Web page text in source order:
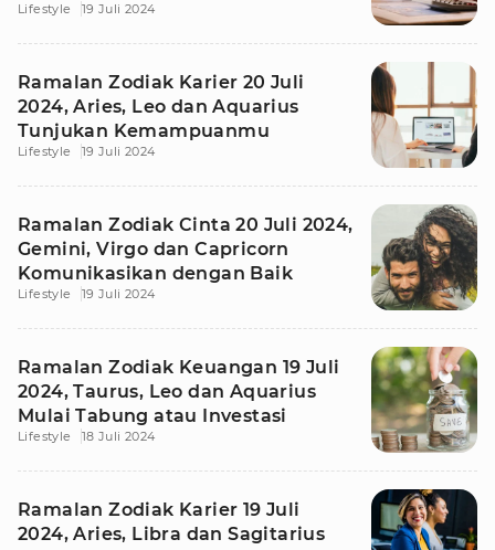
Lifestyle 19 Juli 2024
Ramalan Zodiak Karier 20 Juli
2024, Aries, Leo dan Aquarius
Tunjukan Kemampuanmu
Lifestyle 19 Juli 2024
Ramalan Zodiak Cinta 20 Juli 2024,
Gemini, Virgo dan Capricorn
Komunikasikan dengan Baik
Lifestyle 19 Juli 2024
Ramalan Zodiak Keuangan 19 Juli
2024, Taurus, Leo dan Aquarius
Mulai Tabung atau Investasi
Lifestyle 18 Juli 2024
Ramalan Zodiak Karier 19 Juli
2024, Aries, Libra dan Sagitarius